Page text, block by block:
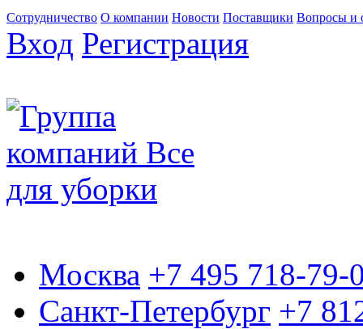
Сотрудничество О компании Новости Поставщики Вопросы и
Вход Регистрация
Москва +7 495 718-79-
Санкт-Петербург +7